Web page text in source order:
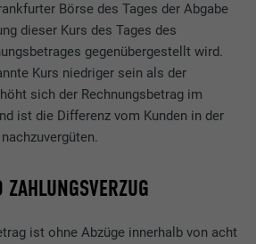
Börse des Tages der Abgabe
dieser Kurs des Tages des
gegenübergestellt wird.
Kurs niedriger sein als der
sich der Rechnungsbetrag im
ist die Differenz vom Kunden in der
ist ohne Abzüge innerhalb von acht